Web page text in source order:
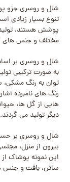
شال و روسری جزو
تنوع بسیار زیادی
پوشش هستند، تولید
مختلف و جنس های
شال و روسری بر
به صورت ترکیبی
توان به رنگ مشکی،
رنگ های نامبرده
هایی از گل ها،
دیگر تولید می گردند.
شال و روسری بر حسب
بیرون از منزل،
این نمونه پوشاک
ساتن، بافت و جنس